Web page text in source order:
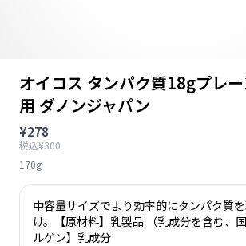
オイコス タンパク質18gプレ
用 ダノンジャパン
¥278
税込¥300
170g
中容量サイズでより効率的にタンパク質
け。【原材料】乳製品 （乳成分を含む、
ルゲン】乳成分